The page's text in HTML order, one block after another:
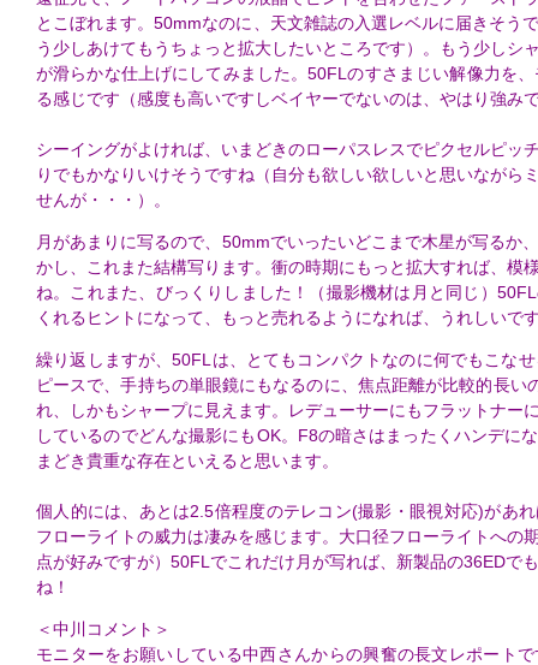
とこぼれます。50mmなのに、天文雑誌の入選レベルに届きそう
う少しあけてもうちょっと拡大したいところです）。もう少しシ
が滑らかな仕上げにしてみました。50FLのすさまじい解像力を
る感じです（感度も高いですしベイヤーでないのは、やはり強み
シーイングがよければ、いまどきのローパスレスでピクセルピッ
りでもかなりいけそうですね（自分も欲しい欲しいと思いながら
せんが・・・）。
月があまりに写るので、50mmでいったいどこまで木星が写るか
かし、これまた結構写ります。衝の時期にもっと拡大すれば、模
ね。これまた、びっくりしました！（撮影機材は月と同じ）
くれるヒントになって、もっと売れるようになれば、うれしいで
繰り返しますが、50FLは、とてもコンパクトなのに何でもこな
ピースで、手持ちの単眼鏡にもなるのに、焦点距離が比較的長い
れ、しかもシャープに見えます。レデューサーにもフラットナー
しているのでどんな撮影にもOK。F8の暗さはまったくハンデに
まどき貴重な存在といえると思います。
個人的には、あとは2.5倍程度のテレコン(撮影・眼視対応)があ
フローライトの威力は凄みを感じます。大口径フローライトへの
点が好みですが）50FLでこれだけ月が写れば、新製品の36EDで
ね！
＜中川コメント＞
モニターをお願いしている中西さんからの興奮の長文レポート